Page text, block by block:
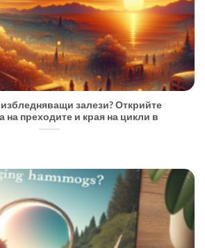
залези? Открийте
на преходите и края на цикли в